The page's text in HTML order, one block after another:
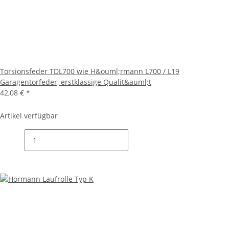
Torsionsfeder TDL700 wie H&ouml;rmann L700 / L19
Garagentorfeder, erstklassige Qualit&auml;t
42,08 € *
Artikel verfügbar